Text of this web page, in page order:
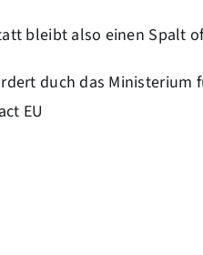
bleibt also einen Spalt
duch das
EU